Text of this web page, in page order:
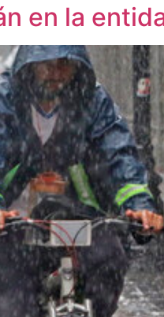
en la